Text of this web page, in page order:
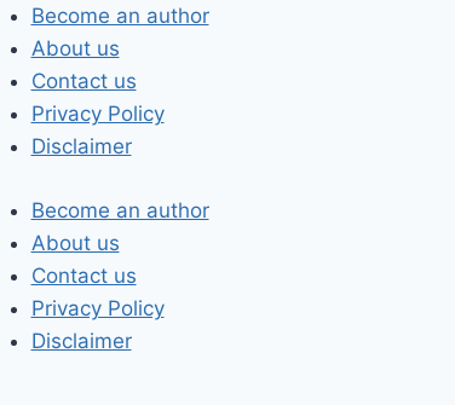
Skip
to
content
Become an author
About us
Contact us
Privacy Policy
Disclaimer
Become an author
About us
Contact us
Privacy Policy
Disclaimer